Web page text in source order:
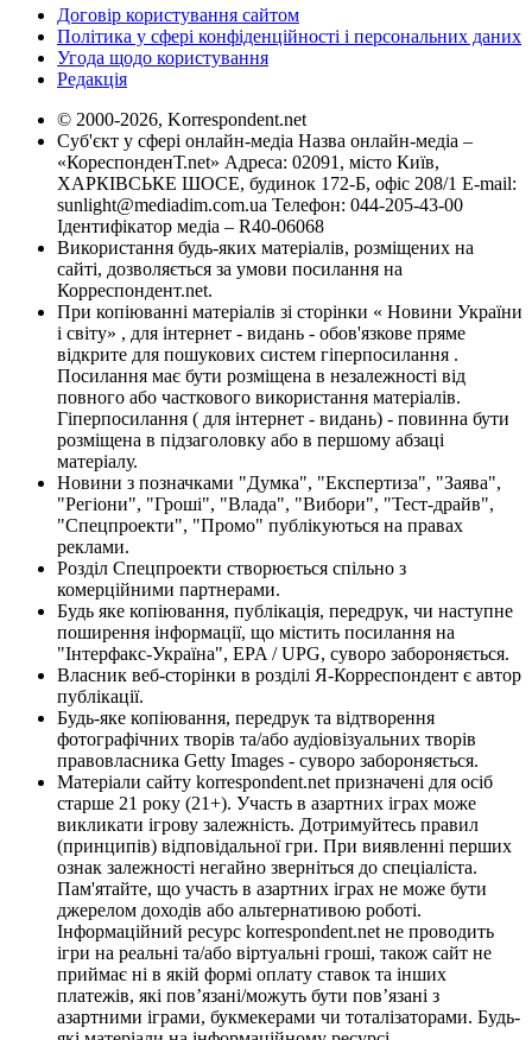
Договір користування сайтом
Політика у сфері конфіденційності і персональних даних
Угода щодо користування
Редакція
© 2000-2026, Korrespondent.net
Суб'єкт у сфері онлайн-медіа Назва онлайн-медіа –
«КореспонденТ.net» Адреса: 02091, місто Київ,
ХАРКІВСЬКЕ ШОСЕ, будинок 172-Б, офіс 208/1 E-mail:
sunlight@mediadim.com.ua Телефон: 044-205-43-00
Ідентифікатор медіа – R40-06068
Використання будь-яких матеріалів, розміщених на
сайті, дозволяється за умови посилання на
Корреспондент.net.
При копіюванні матеріалів зі сторінки « Новини України
і світу» , для інтернет - видань - обов'язкове пряме
відкрите для пошукових систем гіперпосилання .
Посилання має бути розміщена в незалежності від
повного або часткового використання матеріалів.
Гіперпосилання ( для інтернет - видань) - повинна бути
розміщена в підзаголовку або в першому абзаці
матеріалу.
Новини з позначками "Думка", "Експертиза", "Заява",
"Регіони", "Гроші", "Влада", "Вибори", "Тест-драйв",
"Спецпроекти", "Промо" публікуються на правах
реклами.
Розділ Спецпроекти створюється спільно з
комерційними партнерами.
Будь яке копіювання, публікація, передрук, чи наступне
поширення інформації, що містить посилання на
"Інтерфакс-Україна", EPA / UPG, суворо забороняється.
Власник веб-сторінки в розділі Я-Корреспондент є автор
публікації.
Будь-яке копіювання, передрук та відтворення
фотографічних творів та/або аудіовізуальних творів
правовласника Getty Images - суворо забороняється.
Матеріали сайту korrespondent.net призначені для осіб
старше 21 року (21+). Участь в азартних іграх може
викликати ігрову залежність. Дотримуйтесь правил
(принципів) відповідальної гри. При виявленні перших
ознак залежності негайно зверніться до спеціаліста.
Пам'ятайте, що участь в азартних іграх не може бути
джерелом доходів або альтернативою роботі.
Інформаційний ресурс korrespondent.net не проводить
ігри на реальні та/або віртуальні гроші, також сайт не
приймає ні в якій формі оплату ставок та інших
платежів, які пов’язані/можуть бути пов’язані з
азартними іграми, букмекерами чи тоталізаторами. Будь-